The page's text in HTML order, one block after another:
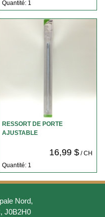
Quantité: 1
RESSORT DE PORTE
AJUSTABLE
16,99 $/ CH
Quantité: 1
Nord,
J0B2H0